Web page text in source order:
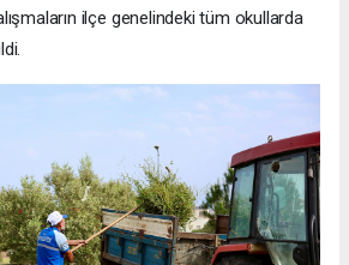
ilçe genelindeki tüm okullarda